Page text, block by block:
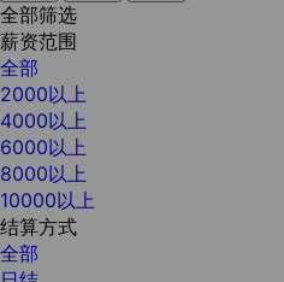
全部筛选
薪资范围
全部
2000以上
4000以上
6000以上
8000以上
10000以上
结算方式
全部